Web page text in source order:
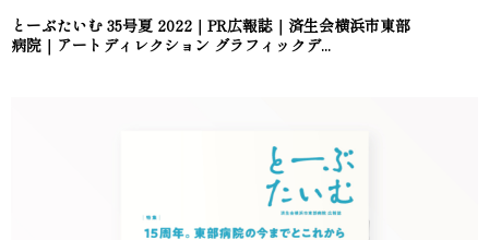
とーぶたいむ 35号夏 2022｜PR広報誌｜済生会横浜市東部
病院｜アートディレクション グラフィックデ...